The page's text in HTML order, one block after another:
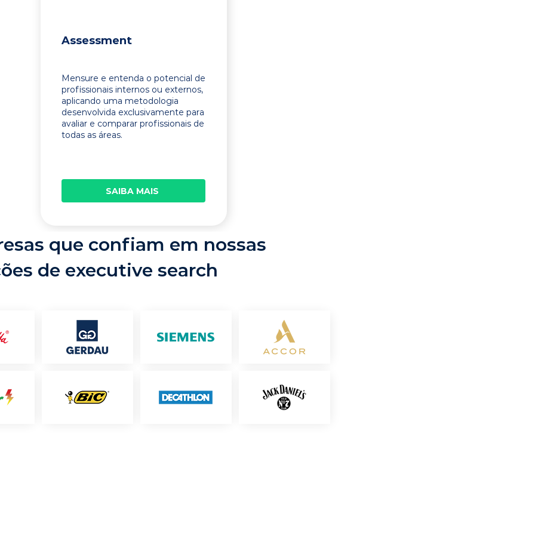
Assessment
Mensure e entenda o potencial de
profissionais internos ou externos,
aplicando uma metodologia
desenvolvida exclusivamente para
avaliar e comparar profissionais de
todas as áreas.
SAIBA MAIS
que confiam em nossas
de executive search